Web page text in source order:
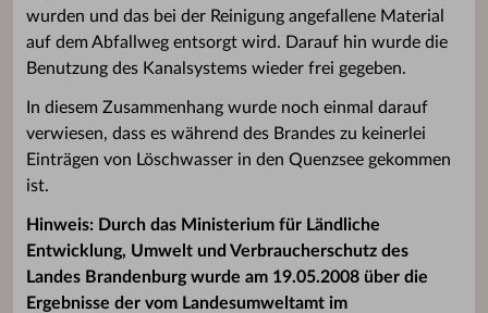
wurden und das bei der Reinigung angefallene Material
auf dem Abfallweg entsorgt wird. Darauf hin wurde die
Benutzung des Kanalsystems wieder frei gegeben.
In diesem Zusammenhang wurde noch einmal darauf
verwiesen, dass es während des Brandes zu keinerlei
Einträgen von Löschwasser in den Quenzsee gekommen
ist.
Hinweis: Durch das Ministerium für Ländliche
Entwicklung, Umwelt und Verbraucherschutz des
Landes Brandenburg wurde am 19.05.2008 über die
Ergebnisse der vom Landesumweltamt im